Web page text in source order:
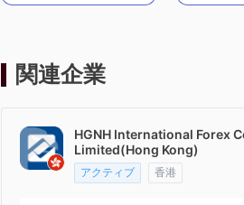
関連企業
HGNH International Forex
Limited(Hong Kong)
アクティブ 香港